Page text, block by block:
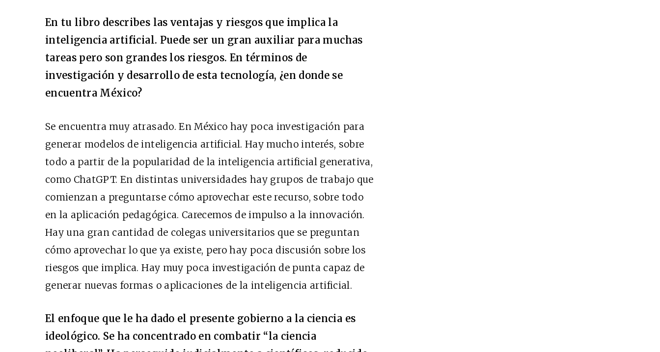
En tu libro describes las ventajas y riesgos que implica la
inteligencia artificial. Puede ser un gran auxiliar para muchas
tareas pero son grandes los riesgos. En términos de
investigación y desarrollo de esta tecnología, ¿en donde se
encuentra México?
Se encuentra muy atrasado. En México hay poca investigación para
generar modelos de inteligencia artificial. Hay mucho interés, sobre
todo a partir de la popularidad de la inteligencia artificial generativa,
como ChatGPT. En distintas universidades hay grupos de trabajo que
comienzan a preguntarse cómo aprovechar este recurso, sobre todo
en la aplicación pedagógica. Carecemos de impulso a la innovación.
Hay una gran cantidad de colegas universitarios que se preguntan
cómo aprovechar lo que ya existe, pero hay poca discusión sobre los
riesgos que implica. Hay muy poca investigación de punta capaz de
generar nuevas formas o aplicaciones de la inteligencia artificial.
El enfoque que le ha dado el presente gobierno a la ciencia es
ideológico. Se ha concentrado en combatir “la ciencia